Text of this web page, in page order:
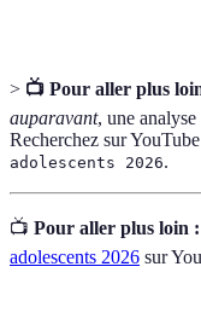
> 📺 Pour aller plus
auparavant, une
Recherchez sur
adolescents 2026.
📺 Pour aller plus loin :
adolescents 2026 sur